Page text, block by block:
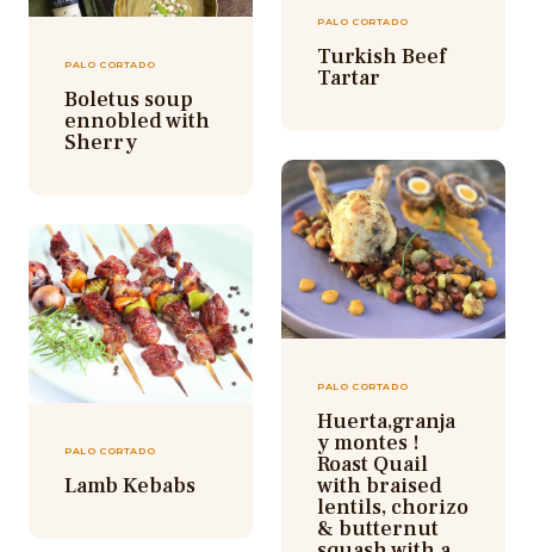
PALO CORTADO
Turkish Beef
Tartar
PALO CORTADO
Boletus soup
ennobled with
Sherry
PALO CORTADO
Huerta,granja
y montes !
Roast Quail
with braised
lentils, chorizo
& butternut
PALO CORTADO
Lamb Kebabs